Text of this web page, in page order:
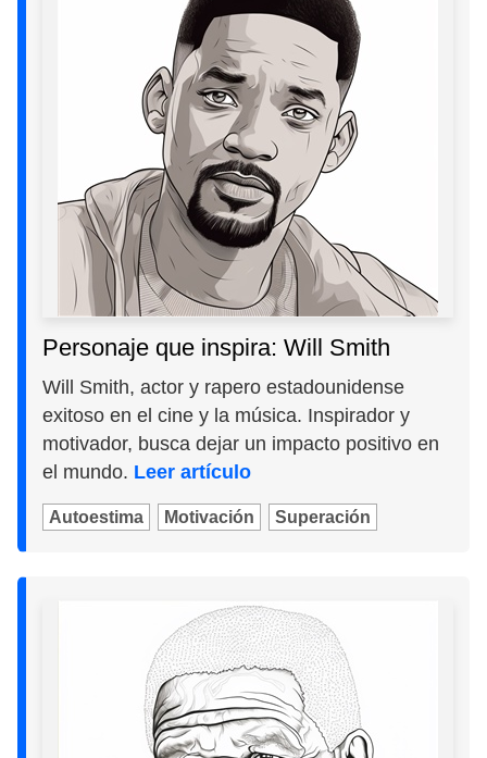
Personaje que inspira: Will Smith
Will Smith, actor y rapero estadounidense
exitoso en el cine y la música. Inspirador y
motivador, busca dejar un impacto positivo en
el mundo. Leer artículo
Autoestima Motivación Superación